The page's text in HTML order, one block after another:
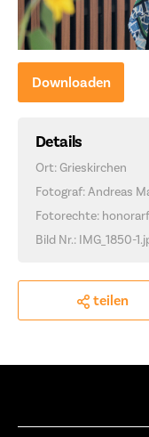
Downloaden
Details
Ort: Grieskirchen
Fotograf: Andreas
Fotorechte:
Bild Nr.: IMG_1850-
teilen